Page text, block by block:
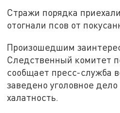
Стражи порядка
отогнали псов от
Произошедшим
Следственный комитет
сообщает пресс-служба
заведено уголовное дело
халатность.